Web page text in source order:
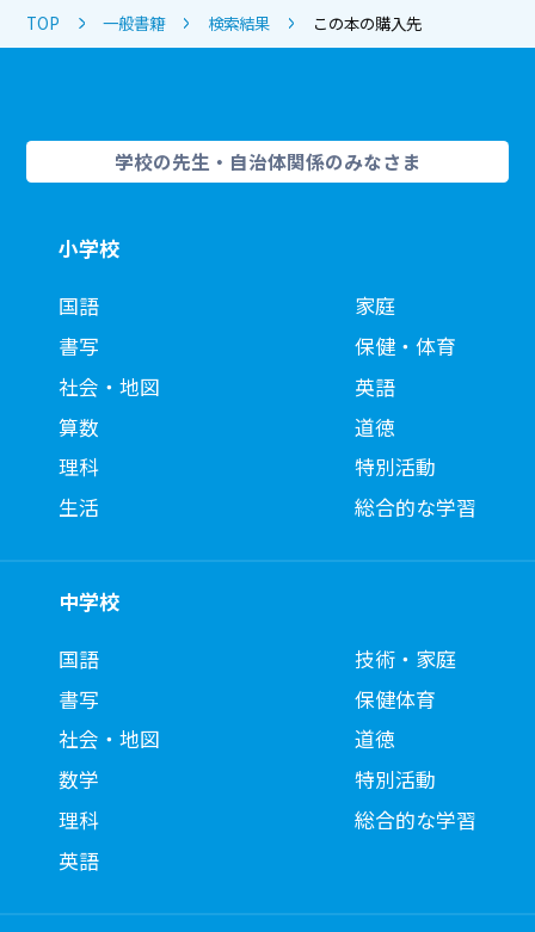
TOP 一般書籍 検索結果 この本の購入先
学校の先生・自治体関係のみなさま
小学校
国語
書写
社会・地図
算数
理科
生活
家庭
保健・体育
英語
道徳
特別活動
総合的な学習
中学校
国語
書写
社会・地図
数学
理科
英語
技術・家庭
保健体育
道徳
特別活動
総合的な学習